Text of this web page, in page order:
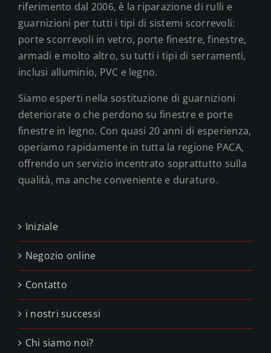
riferimento dal 2006, è la riparazione di rulli e
guarnizioni per tutti i tipi di sistemi scorrevoli:
porte scorrevoli in vetro, porte finestre, finestre,
armadi e molto altro, su tutti i tipi di serramenti,
inclusi alluminio, PVC e legno.
Siamo esperti nella sostituzione di guarnizioni
deteriorate o che perdono su finestre e porte
finestre in legno. Con quasi 20 anni di esperienza,
operiamo rapidamente in tutta la regione PACA,
offrendo un servizio incentrato soprattutto sulla
qualità, ma anche conveniente e duraturo.
Iniziale
Negozio online
Contatto
i nostri successi
Chi siamo noi?